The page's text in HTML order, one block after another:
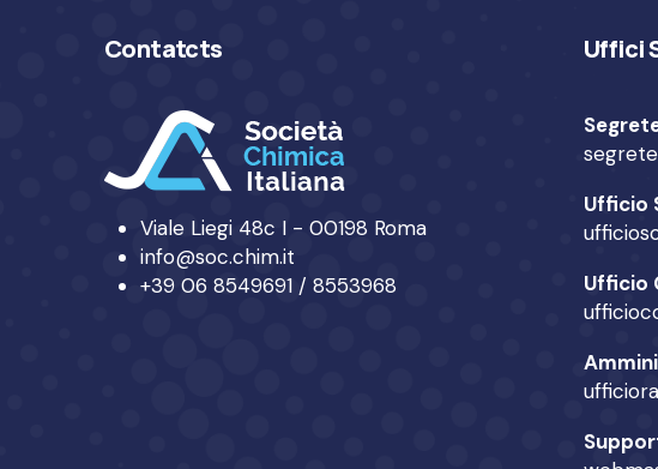
Contatcts
Viale Liegi 48c I - 00198 Roma
info@soc.chim.it
+39 06 8549691 / 8553968
Uffici
Ufficio
Ufficio